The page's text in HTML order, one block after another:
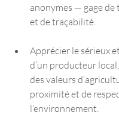
anonymes — gage de
et de traçabilité.
Apprécier le sérieux
d’un producteur
des valeurs
proximité et de
l’environnement.